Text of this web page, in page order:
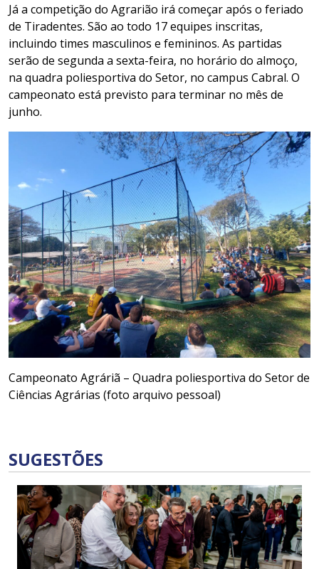
Já a competição do Agrarião irá começar após o feriado
de Tiradentes. São ao todo 17 equipes inscritas,
incluindo times masculinos e femininos. As partidas
serão de segunda a sexta-feira, no horário do almoço,
na quadra poliesportiva do Setor, no campus Cabral. O
campeonato está previsto para terminar no mês de
junho.
Campeonato Agráriã – Quadra poliesportiva do Setor de
Ciências Agrárias (foto arquivo pessoal)
SUGESTÕES